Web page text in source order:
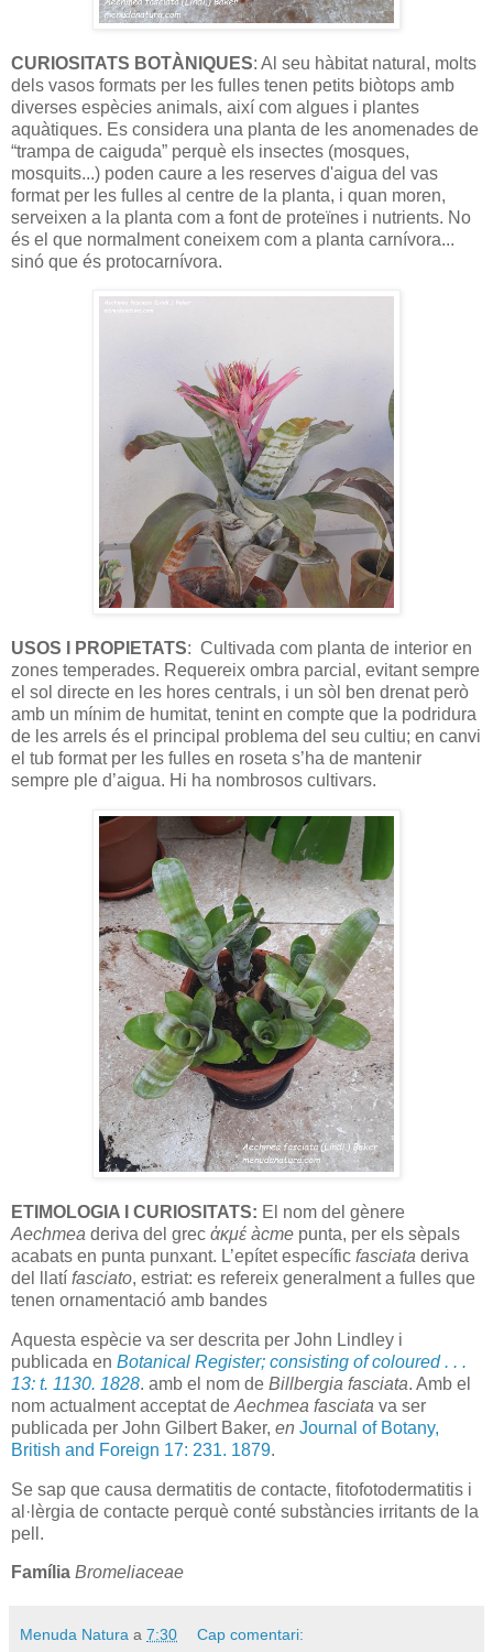
CURIOSITATS BOTÀNIQUES: Al seu hàbitat natural, molts
dels vasos formats per les fulles tenen petits biòtops amb
diverses espècies animals, així com algues i plantes
aquàtiques. Es considera una planta de les anomenades de
“trampa de caiguda” perquè els insectes (mosques,
mosquits...) poden caure a les reserves d'aigua del vas
format per les fulles al centre de la planta, i quan moren,
serveixen a la planta com a font de proteïnes i nutrients. No
és el que normalment coneixem com a planta carnívora...
sinó que és protocarnívora.
USOS I PROPIETATS: Cultivada com planta de interior en
zones temperades. Requereix ombra parcial, evitant sempre
el sol directe en les hores centrals, i un sòl ben drenat però
amb un mínim de humitat, tenint en compte que la podridura
de les arrels és el principal problema del seu cultiu; en canvi
el tub format per les fulles en roseta s’ha de mantenir
sempre ple d’aigua. Hi ha nombrosos cultivars.
ETIMOLOGIA I CURIOSITATS: El nom del gènere
Aechmea deriva del grec ἀκμέ àcme punta, per els sèpals
acabats en punta punxant. L’epítet específic fasciata deriva
del llatí fasciato, estriat: es refereix generalment a fulles que
tenen ornamentació amb bandes
Aquesta espècie va ser descrita per John Lindley i
publicada en Botanical Register; consisting of coloured . . .
13: t. 1130. 1828. amb el nom de Billbergia fasciata. Amb el
nom actualment acceptat de Aechmea fasciata va ser
publicada per John Gilbert Baker, en Journal of Botany,
British and Foreign 17: 231. 1879.
Se sap que causa dermatitis de contacte, fitofotodermatitis i
al·lèrgia de contacte perquè conté substàncies irritants de la
pell.
Família Bromeliaceae
Menuda Natura a 7:30 Cap comentari: